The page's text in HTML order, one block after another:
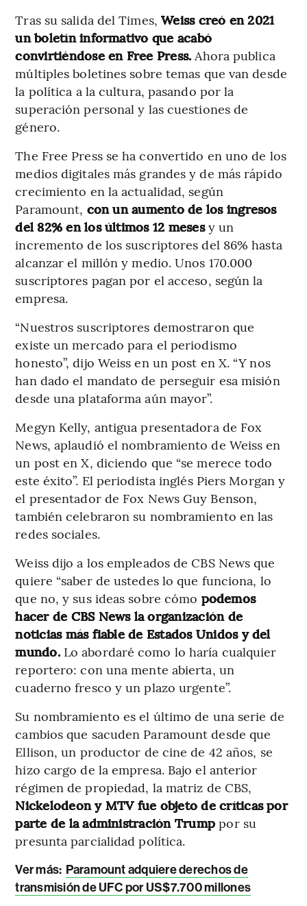
Tras su salida del Times, Weiss creó en 2021
un boletín informativo que acabó
convirtiéndose en Free Press. Ahora publica
múltiples boletines sobre temas que van desde
la política a la cultura, pasando por la
superación personal y las cuestiones de
género.
The Free Press se ha convertido en uno de los
medios digitales más grandes y de más rápido
crecimiento en la actualidad, según
Paramount, con un aumento de los ingresos
del 82% en los últimos 12 mesesy un
incremento de los suscriptores del 86% hasta
alcanzar el millón y medio. Unos 170.000
suscriptores pagan por el acceso, según la
empresa.
“Nuestros suscriptores demostraron que
existe un mercado para el periodismo
honesto”, dijo Weiss en un post en X. “Y nos
han dado el mandato de perseguir esa misión
desde una plataforma aún mayor”.
Megyn Kelly, antigua presentadora de Fox
News, aplaudió el nombramiento de Weiss en
un post en X, diciendo que “se merece todo
este éxito”. El periodista inglés Piers Morgan y
el presentador de Fox News Guy Benson,
también celebraron su nombramiento en las
redes sociales.
Weiss dijo a los empleados de CBS News que
quiere “saber de ustedes lo que funciona, lo
que no, y sus ideas sobre cómo podemos
hacer de CBS News la organización de
noticias más fiable de Estados Unidos y del
mundo.Lo abordaré como lo haría cualquier
reportero: con una mente abierta, un
cuaderno fresco y un plazo urgente”.
Su nombramiento es el último de una serie de
cambios que sacuden Paramount desde que
Ellison, un productor de cine de 42 años, se
hizo cargo de la empresa. Bajo el anterior
régimen de propiedad, la matriz de CBS,
Nickelodeon y MTV fue objeto de críticas por
parte de la administración Trumppor su
presunta parcialidad política.
Ver más: Paramount adquiere derechos de
transmisión de UFC por US$7.700 millones